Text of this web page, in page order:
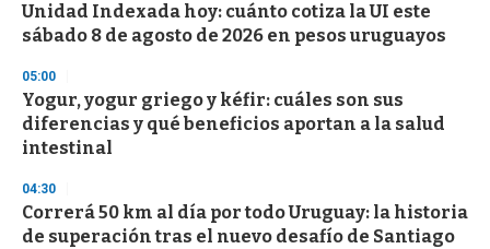
Unidad Indexada hoy: cuánto cotiza la UI este
sábado 8 de agosto de 2026 en pesos uruguayos
05:00
Yogur, yogur griego y kéfir: cuáles son sus
diferencias y qué beneficios aportan a la salud
intestinal
04:30
Correrá 50 km al día por todo Uruguay: la historia
de superación tras el nuevo desafío de Santiago